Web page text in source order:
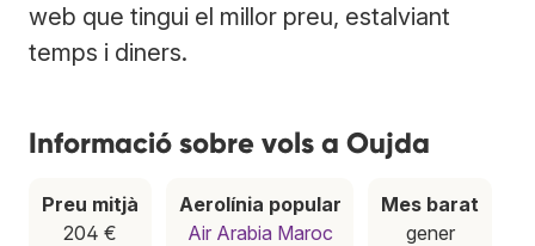
web que tingui el millor preu, estalviant
temps i diners.
Informació sobre vols a Oujda
Preu mitjà
204 €
Aerolínia popular
Air Arabia Maroc
Mes barat
gener